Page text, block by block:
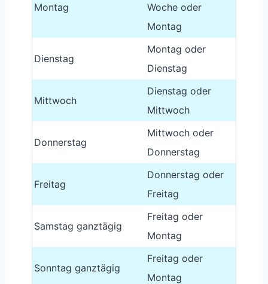
Montag
Woche oder
Montag
Dienstag
Montag oder
Dienstag
Mittwoch
Dienstag oder
Mittwoch
Donnerstag
Mittwoch oder
Donnerstag
Freitag
Donnerstag oder
Freitag
Samstag ganztägig
Freitag oder
Montag
Sonntag ganztägig
Freitag oder
Montag